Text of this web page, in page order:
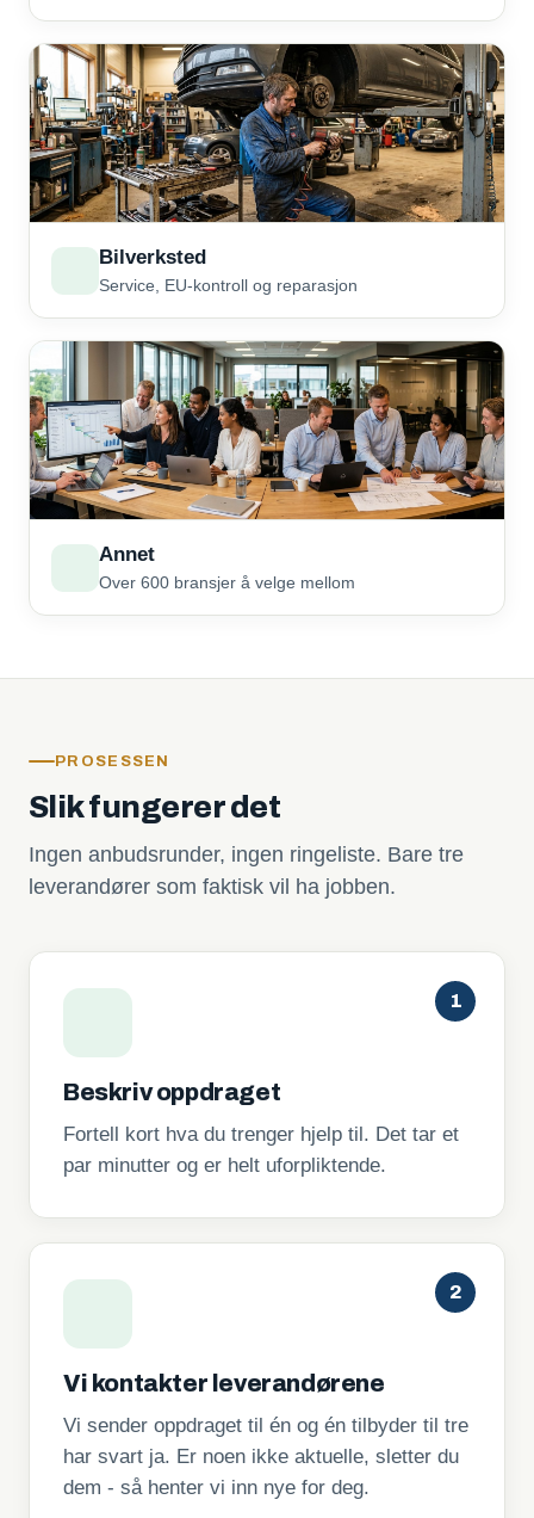
Bilverksted
Service, EU-kontroll og reparasjon
Annet
Over 600 bransjer å velge mellom
PROSESSEN
Slik fungerer det
Ingen anbudsrunder, ingen ringeliste. Bare tre
leverandører som faktisk vil ha jobben.
1
Beskriv oppdraget
Fortell kort hva du trenger hjelp til. Det tar et
par minutter og er helt uforpliktende.
2
Vi kontakter leverandørene
Vi sender oppdraget til én og én tilbyder til tre
har svart ja. Er noen ikke aktuelle, sletter du
dem - så henter vi inn nye for deg.